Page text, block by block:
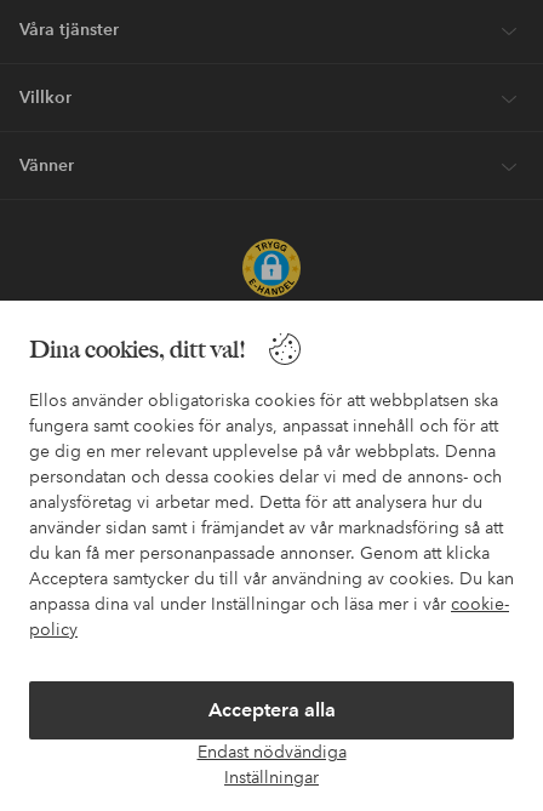
Dina cookies, ditt val!
Ellos använder obligatoriska cookies för att webbplatsen ska
fungera samt cookies för analys, anpassat innehåll och för att
ge dig en mer relevant upplevelse på vår webbplats. Denna
persondatan och dessa cookies delar vi med de annons- och
analysföretag vi arbetar med. Detta för att analysera hur du
använder sidan samt i främjandet av vår marknadsföring så att
du kan få mer personanpassade annonser. Genom att klicka
Acceptera samtycker du till vår användning av cookies. Du kan
anpassa dina val under Inställningar och läsa mer i vår cookie-
policy
Acceptera alla
Endast nödvändiga
Inställningar
Våra tjänster
Villkor
Vänner
Säkra betalningar - Betala direkt eller dela upp
Vill du veta mer om
våra betalalternativ
elpy elpy
Sverige - Välj land
Facebook Instagram Pinterest Youtube